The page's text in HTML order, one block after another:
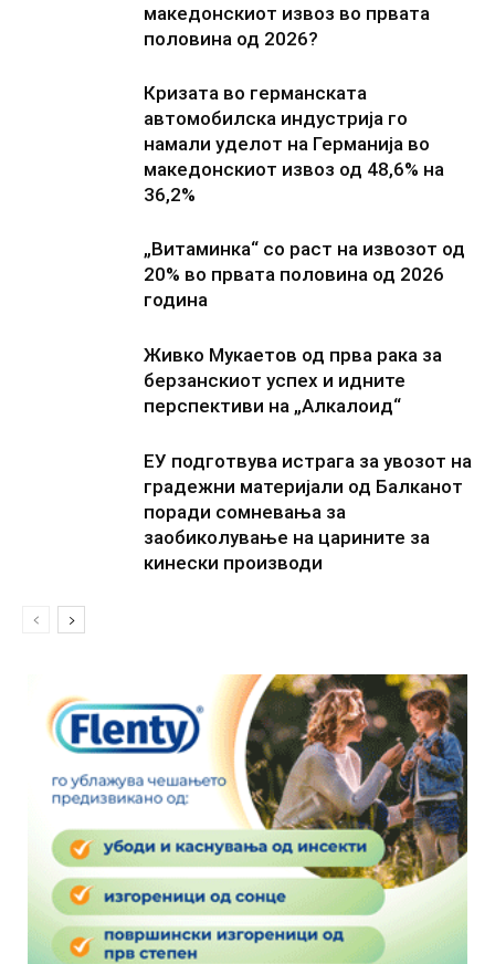
македонскиот извоз во првата
половина од 2026?
Кризата во германската
автомобилска индустрија го
намали уделот на Германија во
македонскиот извоз од 48,6% на
36,2%
„Витаминка“ со раст на извозот од
20% во првата половина од 2026
година
Живко Мукаетов од прва рака за
берзанскиот успех и идните
перспективи на „Алкалоид“
ЕУ подготвува истрага за увозот на
градежни материјали од Балканот
поради сомневања за
заобиколување на царините за
кинески производи